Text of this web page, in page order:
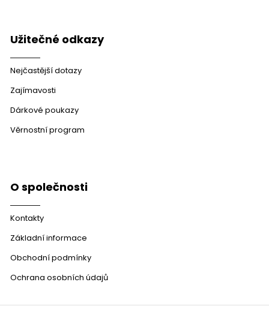
Užitečné odkazy
Nejčastější dotazy
Zajímavosti
Dárkové poukazy
Věrnostní program
O společnosti
Kontakty
Základní informace
Obchodní podmínky
Ochrana osobních údajů